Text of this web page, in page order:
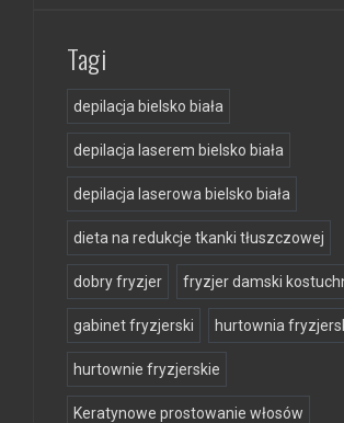
Tagi
depilacja bielsko biała
depilacja laserem bielsko biała
depilacja laserowa bielsko biała
dieta na redukcje tkanki tłuszczowej
dobry fryzjer fryzjer damski
gabinet fryzjerski hurtownia
hurtownie fryzjerskie
Keratynowe prostowanie włosów